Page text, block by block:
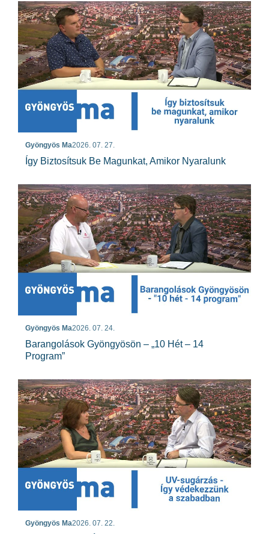
Gyöngyös Ma2026. 07. 27.
Így Biztosítsuk Be Magunkat, Amikor Nyaralunk
Gyöngyös Ma2026. 07. 24.
Barangolások Gyöngyösön – „10 Hét – 14
Program”
Gyöngyös Ma2026. 07. 22.